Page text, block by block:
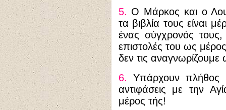
5. Ο Μάρκος και ο
τα βιβλία τους είναι
ένας σύγχρονός
επιστολές του ως
δεν τις αναγνωρίζουμε
6. Υπάρχουν πλήθος
αντιφάσεις με την
μέρος τής!